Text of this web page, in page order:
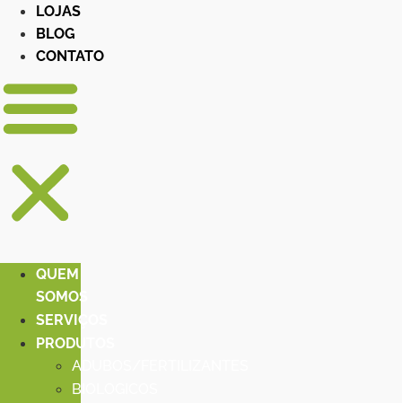
LOJAS
BLOG
CONTATO
QUEM
SOMOS
SERVIÇOS
PRODUTOS
ADUBOS/FERTILIZANTES
BIOLOGICOS